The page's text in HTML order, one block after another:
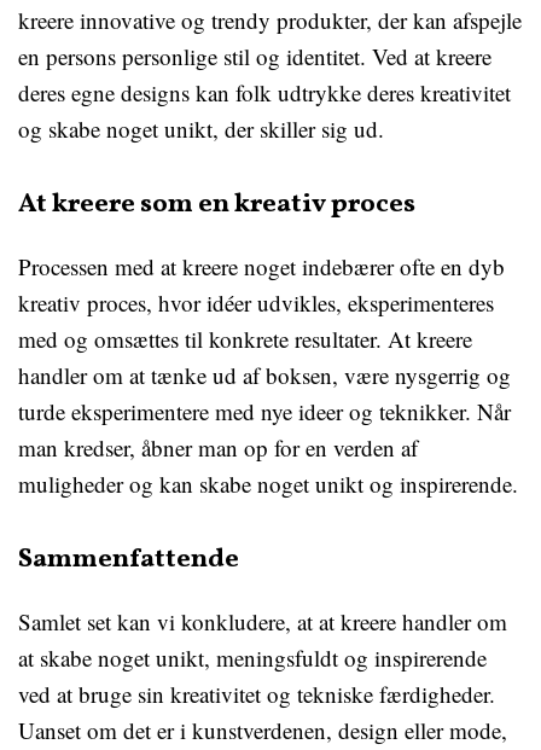
kreere innovative og trendy produkter, der kan afspejle
en persons personlige stil og identitet. Ved at kreere
deres egne designs kan folk udtrykke deres kreativitet
og skabe noget unikt, der skiller sig ud.
At kreere som en kreativ proces
Processen med at kreere noget indebærer ofte en dyb
kreativ proces, hvor idéer udvikles, eksperimenteres
med og omsættes til konkrete resultater. At kreere
handler om at tænke ud af boksen, være nysgerrig og
turde eksperimentere med nye ideer og teknikker. Når
man kredser, åbner man op for en verden af
muligheder og kan skabe noget unikt og inspirerende.
Sammenfattende
Samlet set kan vi konkludere, at at kreere handler om
at skabe noget unikt, meningsfuldt og inspirerende
ved at bruge sin kreativitet og tekniske færdigheder.
Uanset om det er i kunstverdenen, design eller mode,